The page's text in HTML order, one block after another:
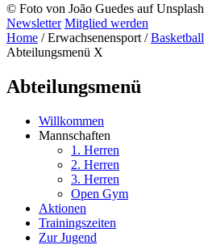
© Foto von João Guedes auf Unsplash
Newsletter Mitglied werden
Home /Erwachsenensport /Basketball
Abteilungsmenü X
Abteilungsmenü
Willkommen
Mannschaften
1. Herren
2. Herren
3. Herren
Open Gym
Aktionen
Trainingszeiten
Zur Jugend